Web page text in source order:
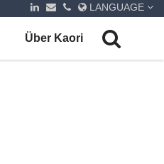
LANGUAGE
Über Kaori